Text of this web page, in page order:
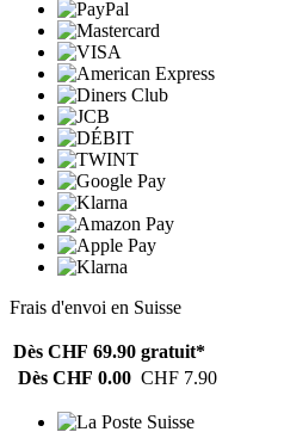
Frais d'envoi en Suisse
Dès CHF 69.90 gratuit*
Dès CHF 0.00 CHF 7.90